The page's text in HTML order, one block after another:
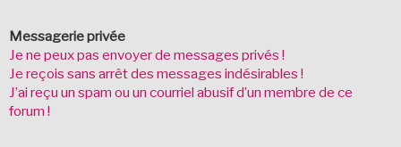
Messagerie privée
Je ne peux pas envoyer de messages privés !
Je reçois sans arrêt des messages indésirables !
J’ai reçu un spam ou un courriel abusif d’un membre de ce
forum !